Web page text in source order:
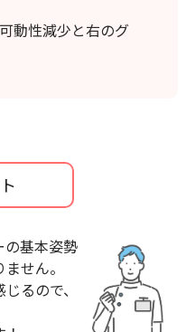
動性減少と右のグ
の基本姿勢
せん。
るので、